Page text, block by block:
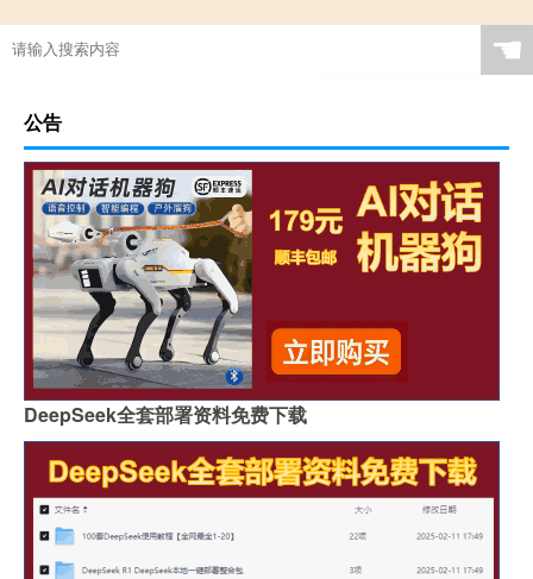
☚
公告
DeepSeek全套部署资料免费下载